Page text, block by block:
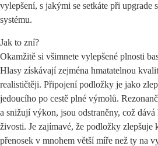
vylepšení, s jakými se setkáte při upgrade
systému.
Jak to zní?
Okamžitě si všimnete vylepšené plnosti
Hlasy získávají zejména hmatatelnou
realističtěji. Připojení podložky je jako
jedoucího po cestě plné výmolů.
a snižují výkon, jsou odstraněny, což
živosti. Je zajímavé, že podložky zlepšuje
přenosek v mnohem větší míře než ty na